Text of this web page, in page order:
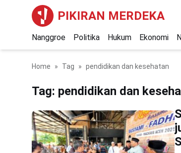
PIKIRAN MERDEKA
Nanggroe Politika Hukum Ekonomi
Home Tag pendidikan dan kesehatan
Tag: pendidikan dan